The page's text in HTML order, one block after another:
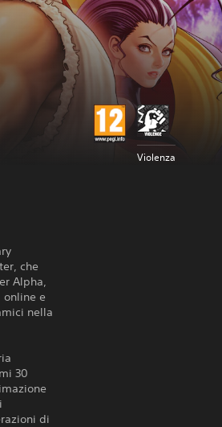
Violenza
che
Alpha,
online e
nella
30
di